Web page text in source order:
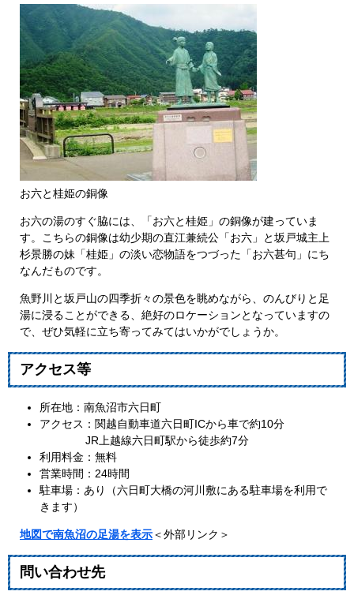
お六と桂姫の銅像
お六の湯のすぐ脇には、「お六と桂姫」の銅像が建っていま
す。こちらの銅像は幼少期の直江兼続公「お六」と坂戸城主上
杉景勝の妹「桂姫」の淡い恋物語をつづった「お六甚句」にち
なんだものです。
魚野川と坂戸山の四季折々の景色を眺めながら、のんびりと足
湯に浸ることができる、絶好のロケーションとなっていますの
で、ぜひ気軽に立ち寄ってみてはいかがでしょうか。
アクセス等
所在地：南魚沼市六日町
アクセス：関越自動車道六日町ICから車で約10分
JR上越線六日町駅から徒歩約7分
利用料金：無料
営業時間：24時間
駐車場：あり（六日町大橋の河川敷にある駐車場を利用で
きます）
地図で南魚沼の足湯を表示＜外部リンク＞
問い合わせ先